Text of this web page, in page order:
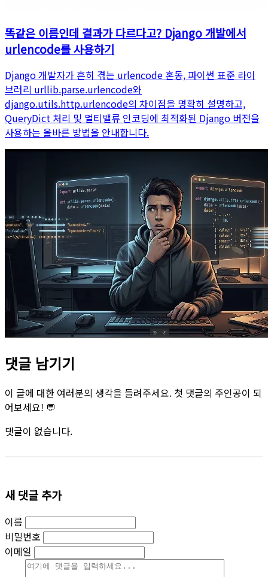
똑같은 이름인데 결과가 다르다고? Django 개발에서
urlencode를 사용하기
Django 개발자가 흔히 겪는 urlencode 혼동, 파이썬 표준 라이
브러리 urllib.parse.urlencode와
django.utils.http.urlencode의 차이점을 명확히 설명하고,
QueryDict 처리 및 멀티밸류 인코딩에 최적화된 Django 버전을
사용하는 올바른 방법을 안내합니다.
댓글 남기기
이 글에 대한 여러분의 생각을 들려주세요. 첫 댓글의 주인공이 되
어보세요! 💬
댓글이 없습니다.
새 댓글 추가
이름
비밀번호
이메일